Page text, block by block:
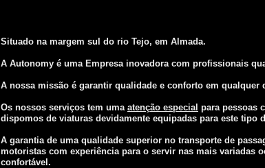
Situado na margem sul do rio Tejo, em Almada.
A Autonomy é uma Empresa inovadora com profissionais
A nossa missão é garantir qualidade e conforto em qualquer
Os nossos serviços tem uma atenção especial para pessoas
dispomos de viaturas devidamente equipadas para este tipo
A garantia de uma qualidade superior no transporte de
motoristas com experiência para o servir nas mais variadas
confortável.